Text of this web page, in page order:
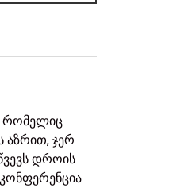
რომელიც
აზრით, ჯერ
დროის